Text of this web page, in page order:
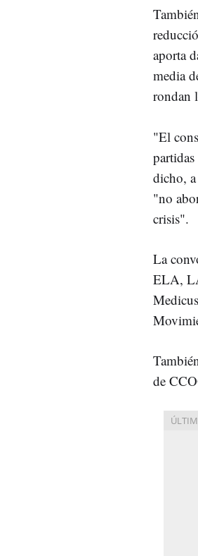
aporta
media
rondan
"El
dicho,
"no
crisis".
La
ELA,
de